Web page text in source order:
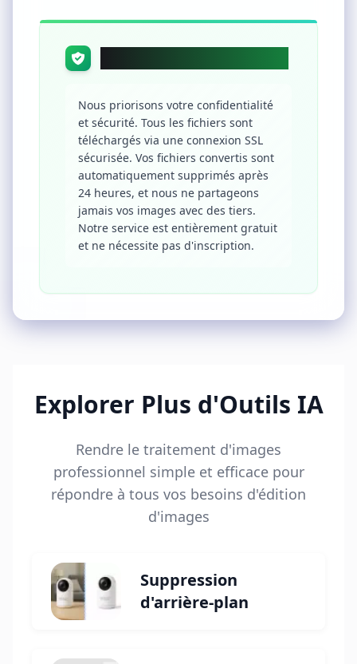
Nous priorisons votre confidentialité
et sécurité. Tous les fichiers sont
téléchargés via une connexion SSL
sécurisée. Vos fichiers convertis sont
automatiquement supprimés après
24 heures, et nous ne partageons
jamais vos images avec des tiers.
Notre service est entièrement gratuit
et ne nécessite pas d'inscription.
Explorer Plus d'Outils IA
Rendre le traitement d'images
professionnel simple et efficace pour
répondre à tous vos besoins d'édition
d'images
Suppression
d'arrière-plan